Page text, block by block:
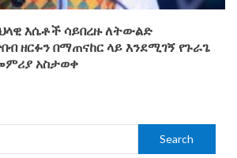
እሴቶች ሳይበረዙ ለትውልድ
ዘርፉን በማጠናከር ላይ እንደሚገኝ የጉራጌ
አስታወቀ